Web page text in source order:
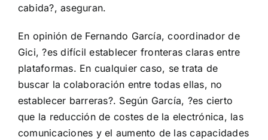
cabida?, aseguran.
En opinión de Fernando García, coordinador de
Gici, ?es difícil establecer fronteras claras entre
plataformas. En cualquier caso, se trata de
buscar la colaboración entre todas ellas, no
establecer barreras?. Según García, ?es cierto
que la reducción de costes de la electrónica, las
comunicaciones y el aumento de las capacidades